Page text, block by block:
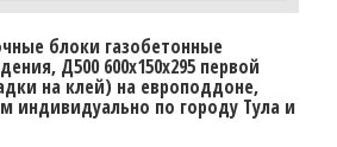
блоки газобетонные
Д500 600x150x295 первой
на клей) на европоддоне,
индивидуально по городу Тула и